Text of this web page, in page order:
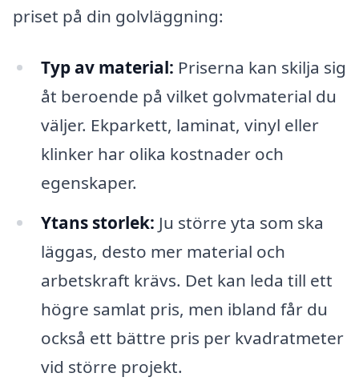
priset på din golvläggning:
Typ av material: Priserna kan skilja sig
åt beroende på vilket golvmaterial du
väljer. Ekparkett, laminat, vinyl eller
klinker har olika kostnader och
egenskaper.
Ytans storlek: Ju större yta som ska
läggas, desto mer material och
arbetskraft krävs. Det kan leda till ett
högre samlat pris, men ibland får du
också ett bättre pris per kvadratmeter
vid större projekt.